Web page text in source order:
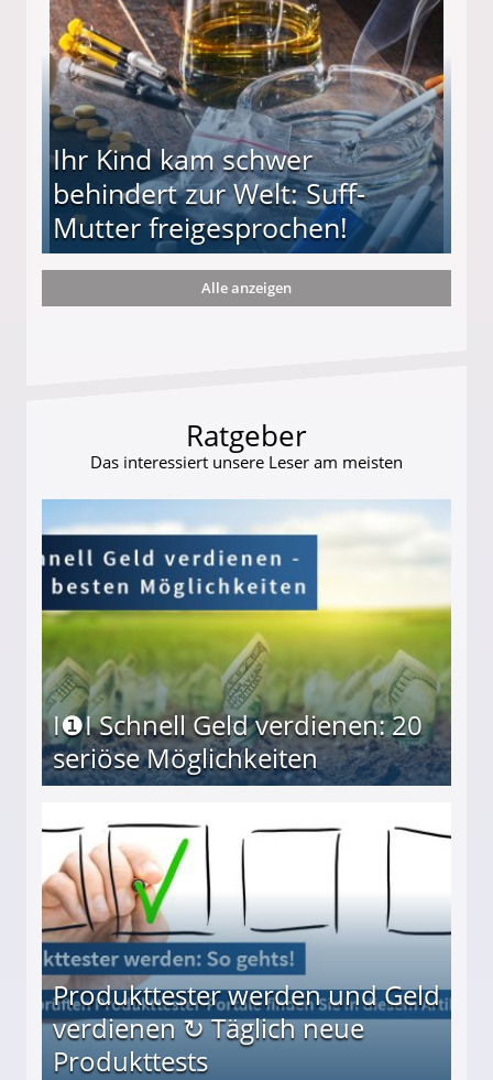
Ihr Kind kam schwer
behindert zur Welt: Suff-
Mutter freigesprochen!
Mutter freigesprochen!
Alle anzeigen
Ratgeber
Das interessiert unsere Leser am meisten
I❶I Schnell Geld verdienen: 20
seriöse Möglichkeiten
Produkttester werden und Geld
verdienen ↻ Täglich neue
Produkttests